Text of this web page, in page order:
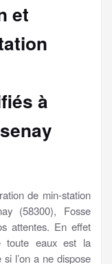
et
à
de min-station
(58300), Fosse
attentes. En effet
toute eaux est la
l’on a ne dispose